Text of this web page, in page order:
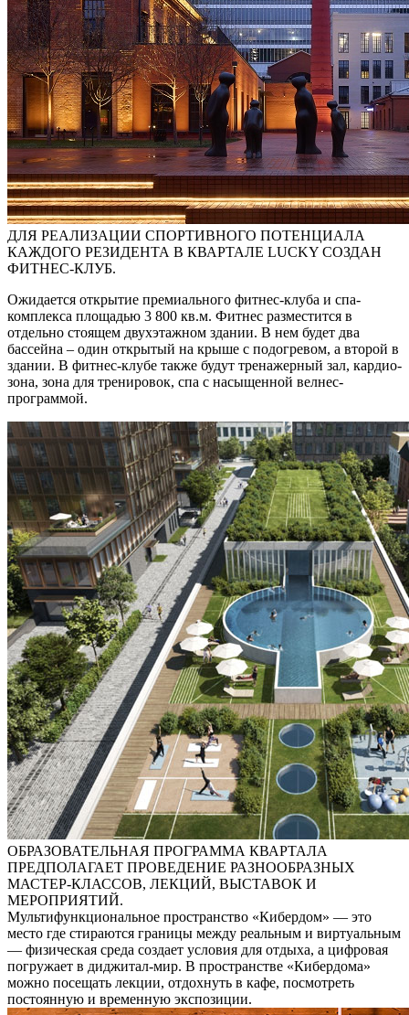
ДЛЯ РЕАЛИЗАЦИИ СПОРТИВНОГО ПОТЕНЦИАЛА
КАЖДОГО РЕЗИДЕНТА В КВАРТАЛЕ LUCKY СОЗДАН
ФИТНЕС-КЛУБ.
Ожидается открытие премиального фитнес-клуба и спа-
комплекса площадью 3 800 кв.м. Фитнес разместится в
отдельно стоящем двухэтажном здании. В нем будет два
бассейна – один открытый на крыше с подогревом, а второй в
здании. В фитнес-клубе также будут тренажерный зал, кардио-
зона, зона для тренировок, спа с насыщенной велнес-
программой.
ОБРАЗОВАТЕЛЬНАЯ ПРОГРАММА КВАРТАЛА
ПРЕДПОЛАГАЕТ ПРОВЕДЕНИЕ РАЗНООБРАЗНЫХ
МАСТЕР-КЛАССОВ, ЛЕКЦИЙ, ВЫСТАВОК И
МЕРОПРИЯТИЙ.
Мультифункциональное пространство «Кибердом» — это
место где стираются границы между реальным и виртуальным
— физическая среда создает условия для отдыха, а цифровая
погружает в диджитал-мир. В пространстве «Кибердома»
можно посещать лекции, отдохнуть в кафе, посмотреть
постоянную и временную экспозиции.